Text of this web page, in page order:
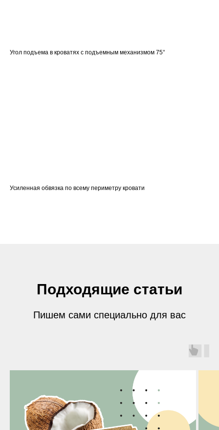
Угол подъема в кроватях с подъемным механизмом 75°
Усиленная обвязка по всему периметру кровати
Подходящие статьи
Пишем сами специально для вас